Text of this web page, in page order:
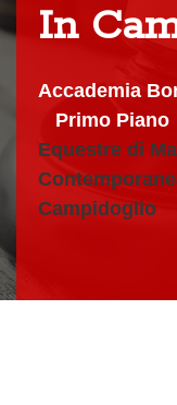
In
Accademia
Primo Piano
Equestre di
Campidoglio